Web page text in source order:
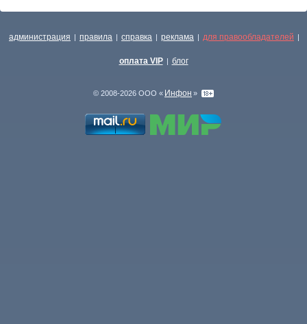
администрация | правила | справка | реклама | для правообладателей |
оплата VIP | блог
© 2008-2026 ООО « Инфон »